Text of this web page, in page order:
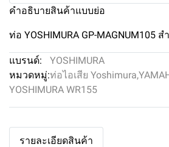
คำอธิบายสินค้าแบบย่อ
ท่อ YOSHIMURA GP-MAGNUM105
แบรนด์:
YOSHIMURA
หมวดหมู่:ท่อไอเสีย Yoshimura,
YOSHIMURA WR155
รายละเอียดสินค้า